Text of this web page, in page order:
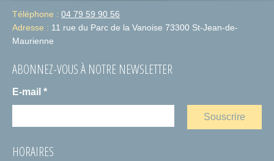
Téléphone : 04 79 59 90 56
Adresse : 11 rue du Parc de la Vanoise 73300 St-Jean-de-
Maurienne
ABONNEZ-VOUS À NOTRE NEWSLETTER
E-mail *
HORAIRES